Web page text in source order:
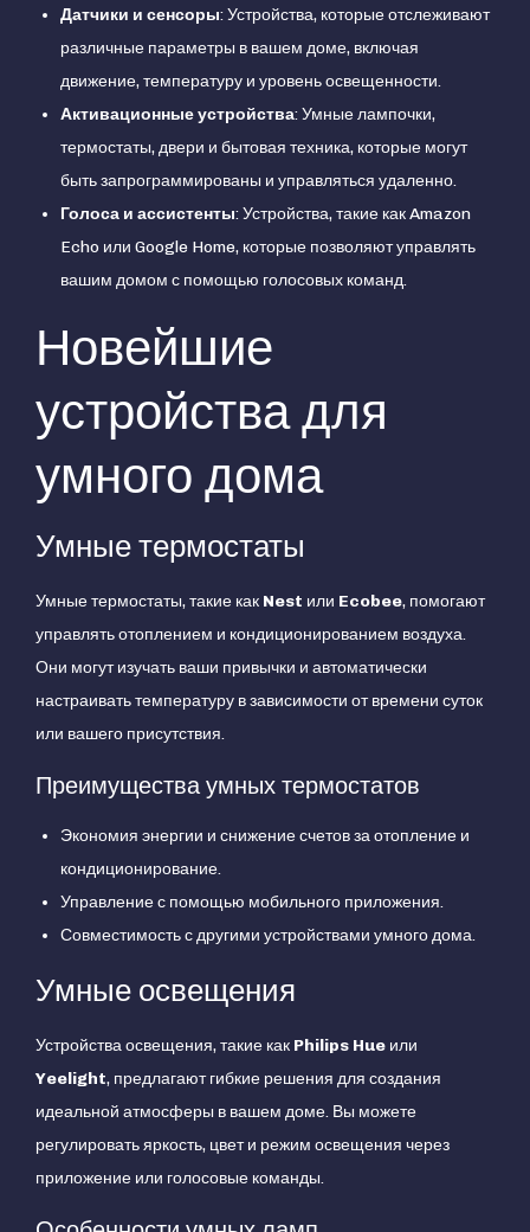
Датчики и сенсоры: Устройства, которые отслеживают
различные параметры в вашем доме, включая
движение, температуру и уровень освещенности.
Активационные устройства: Умные лампочки,
термостаты, двери и бытовая техника, которые могут
быть запрограммированы и управляться удаленно.
Голоса и ассистенты: Устройства, такие как Amazon
Echo или Google Home, которые позволяют управлять
вашим домом с помощью голосовых команд.
Новейшие
устройства для
умного дома
Умные термостаты
Умные термостаты, такие как Nest или Ecobee, помогают
управлять отоплением и кондиционированием воздуха.
Они могут изучать ваши привычки и автоматически
настраивать температуру в зависимости от времени суток
или вашего присутствия.
Преимущества умных термостатов
Экономия энергии и снижение счетов за отопление и
кондиционирование.
Управление с помощью мобильного приложения.
Совместимость с другими устройствами умного дома.
Умные освещения
Устройства освещения, такие как Philips Hue или
Yeelight, предлагают гибкие решения для создания
идеальной атмосферы в вашем доме. Вы можете
регулировать яркость, цвет и режим освещения через
приложение или голосовые команды.